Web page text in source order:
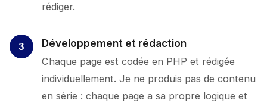
rédiger.
Développement et rédaction
Chaque page est codée en PHP et rédigée
individuellement. Je ne produis pas de contenu
en série : chaque page a sa propre logique et